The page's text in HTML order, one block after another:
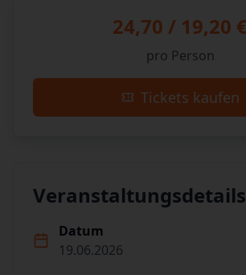
24,70 / 19,20 €
pro Person
Tickets kaufen
Veranstaltungsdetails
Datum
19.06.2026